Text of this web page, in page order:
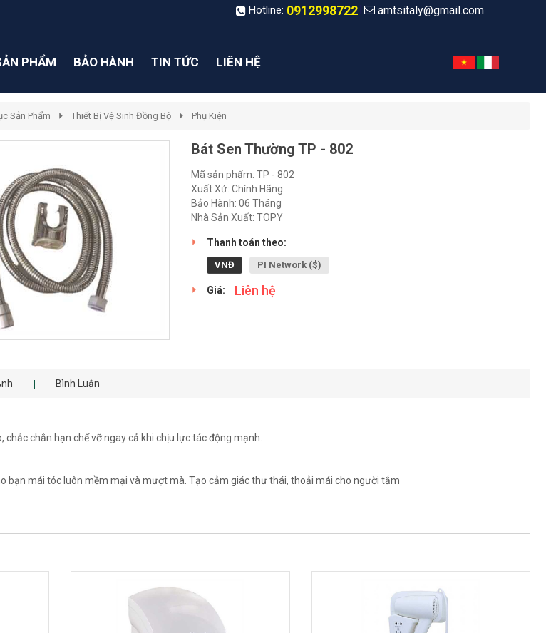
Hotline: 0912998722 amtsitaly@gmail.com
PHẨM BẢO HÀNH TIN TỨC LIÊN HỆ
Sản Phẩm Thiết Bị Vệ Sinh Đồng Bộ Phụ Kiện
Bát Sen Thường TP - 802
Mã sản phẩm: TP - 802
Xuất Xứ: Chính Hãng
Bảo Hành: 06 Tháng
Nhà Sản Xuất: TOPY
Thanh toán theo:
VNĐ PI Network ($)
Giá: Liên hệ
Bình Luận
chắc chắn hạn chế vỡ ngay cả khi chịu lực tác động mạnh.
bạn mái tóc luôn mềm mại và mượt mà. Tạo cảm giác thư thái, thoải mái cho người tắm